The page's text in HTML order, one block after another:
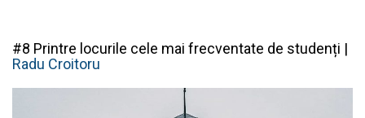
#8 Printre locurile cele mai frecventate de studenți |
Radu Croitoru